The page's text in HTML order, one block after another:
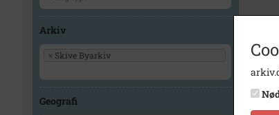
Arkiv
× Skive Byarkiv
Geografi